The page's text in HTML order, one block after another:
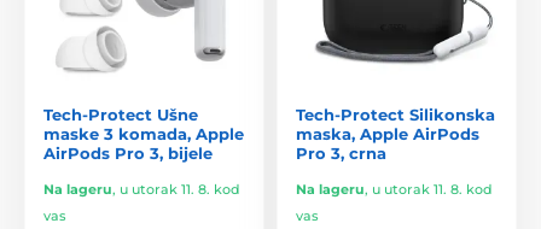
Tech-Protect Ušne
maske 3 komada, Apple
AirPods Pro 3, bijele
Na lageru, u utorak 11. 8. kod
vas
Tech-Protect Silikonska
maska, Apple AirPods
Pro 3, crna
Na lageru, u utorak 11. 8. kod
vas